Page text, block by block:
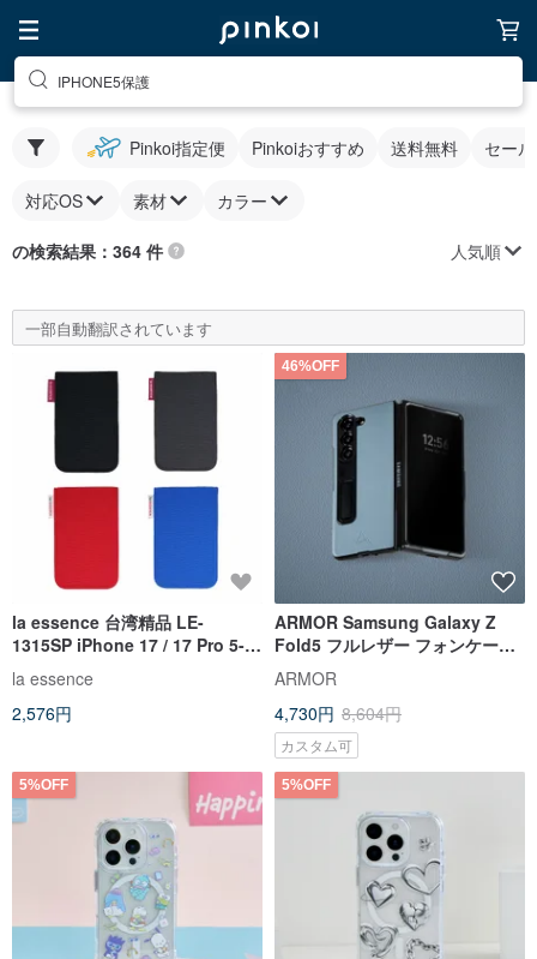
IPHONE5保護
Pinkoi指定便 Pinkoiおすすめ 送料無料 セー
対応OS 素材 カラー
の検索結果：364 件 人気順
一部自動翻訳されています
la essence 台湾精品 LE-
1315SP iPhone 17 / 17 Pro 5-6
インチ用保護ケース
la essence
2,576円
46%OFF
ARMOR Samsung Galaxy Z
Fold5 フルレザー フォンケース_
ミストピークブルー
ARMOR
4,730円 8,604円
カスタム可
5%OFF 5%OFF